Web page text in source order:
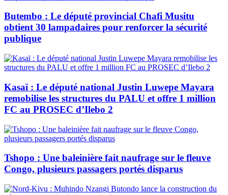
Butembo : Le député provincial Chafi Musitu
obtient 30 lampadaires pour renforcer la sécurité
publique
Kasaï : Le député national Justin Luwepe Mayara
remobilise les structures du PALU et offre 1 million
FC au PROSEC d’Ilebo 2
Tshopo : Une baleinière fait naufrage sur le fleuve
Congo, plusieurs passagers portés disparus